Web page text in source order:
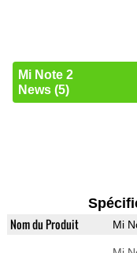
Mi Note 2
News (5)
Nom du Produit Mi